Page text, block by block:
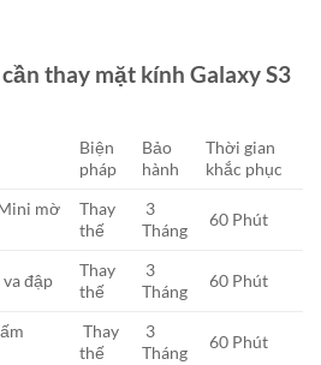
thay mặt kính Galaxy S3
Biện
pháp
Bảo
hành
Thời gian
khắc phục
mờ
Thay
thế
3
Tháng
60 Phút
đập
Thay
thế
3
Tháng
60 Phút
Thay
thế
3
Tháng
60 Phút